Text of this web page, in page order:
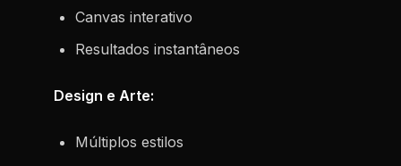
Canvas interativo
Resultados instantâneos
Design e Arte:
Múltiplos estilos